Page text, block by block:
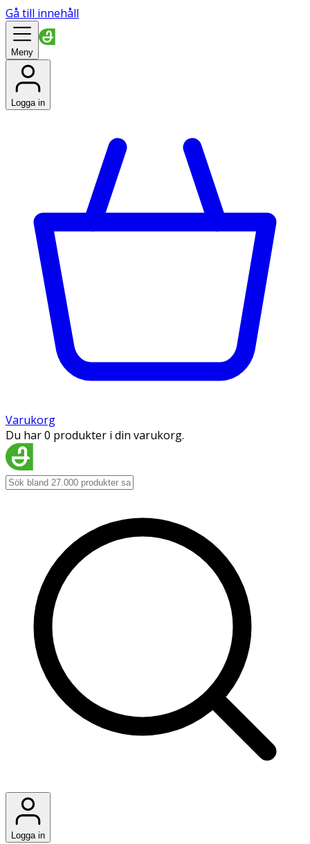
Gå till innehåll
Meny
Logga in
Varukorg
Du har 0 produkter i din varukorg.
Logga in